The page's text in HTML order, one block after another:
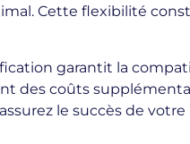
Cette flexibilité
garantit la
des coûts
le succès de votre